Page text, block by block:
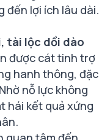
đến lợi ích lâu dài.
tài lộc dồi dào
được cát tinh trợ
hanh thông, đặc
nỗ lực không
hái kết quả xứng